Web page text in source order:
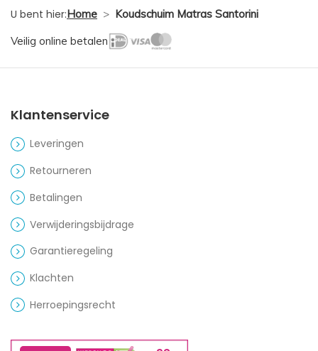
U bent hier:Home > Koudschuim Matras Santorini
Veilig online betalen
Klantenservice
Leveringen
Retourneren
Betalingen
Verwijderingsbijdrage
Garantieregeling
Klachten
Herroepingsrecht